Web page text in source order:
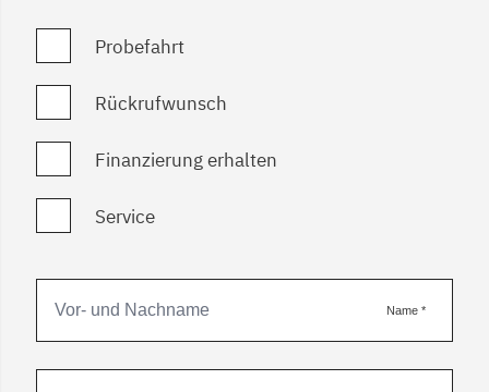
Probefahrt
Rückrufwunsch
Finanzierung erhalten
Service
Name *